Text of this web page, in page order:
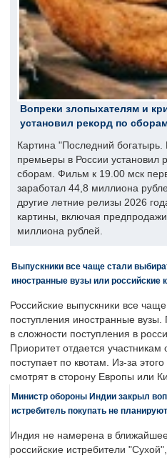
Вопреки злопыхателям и
установил рекорд по
Картина "Последний богатырь.
премьеры в России установил
сборам. Фильм к 19.00 мск
заработал 44,8 миллиона
другие летние релизы 2026
картины, включая
миллиона рублей.
Выпускники все чаще стали
иностранные вузы или российские
Российские выпускники все
поступления иностранные вузы.
в сложности поступления в
Приоритет отдается
поступает по квотам. Из-за
смотрят в сторону Европы или
Министр обороны Индии закрыл
истребитель покупать не планируют
Индия не намерена в
российские истребители